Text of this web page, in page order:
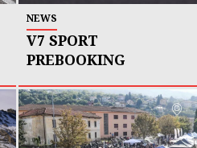
NEWS
V7 SPORT
PREBOOKING